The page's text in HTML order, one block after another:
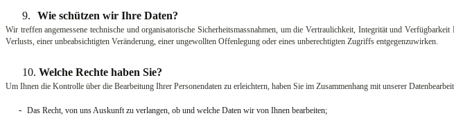
9. Wie schützen wir Ihre Daten?
Wir treffen angemessene technische und organisatorische Sicherheitsmassnahmen, um die Vertraulichkeit, Integrität und
Verlusts, einer unbeabsichtigten Veränderung, einer ungewollten Offenlegung oder eines unberechtigten Zugriffs entgegenzuwirken.
10. Welche Rechte haben Sie?
Um Ihnen die Kontrolle über die Bearbeitung Ihrer Personendaten zu erleichtern, haben Sie im Zusammenhang mit unserer
- Das Recht, von uns Auskunft zu verlangen, ob und welche Daten wir von Ihnen bearbeiten;